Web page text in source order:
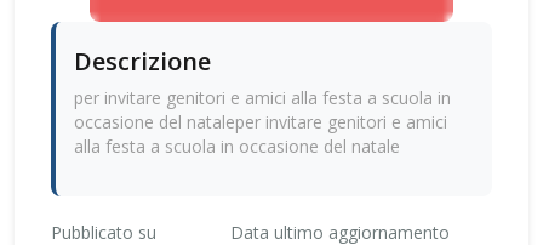
Descrizione
per invitare genitori e amici alla festa a scuola in
occasione del nataleper invitare genitori e amici
alla festa a scuola in occasione del natale
Pubblicato su Data ultimo aggiornamento